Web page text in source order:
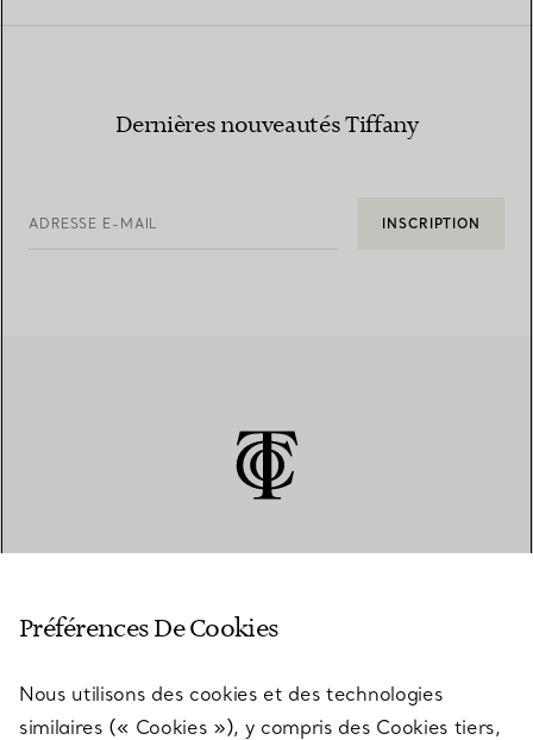
Dernières nouveautés Tiffany
ADRESSE E-MAIL INSCRIPTION
SERVICES
Préférences De Cookies
Nous utilisons des cookies et des technologies
similaires (« Cookies »), y compris des Cookies tiers,